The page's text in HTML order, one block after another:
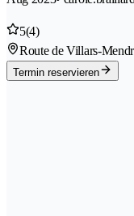
5(4)
Route de Villars-
Termin reservieren